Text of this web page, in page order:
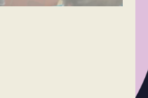
faulem Obst — und es
wir nur gesunde,